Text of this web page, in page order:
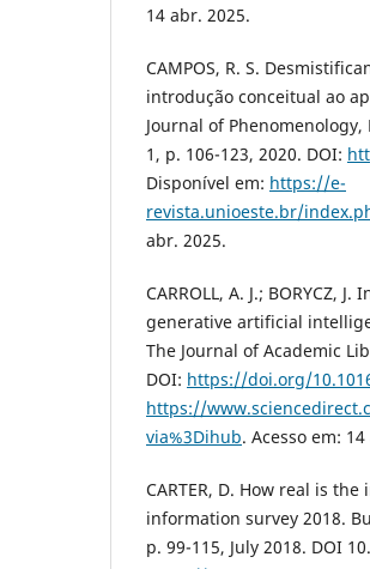
14 abr. 2025.
CAMPOS, R. S.
introdução conceitual ao
Journal of
1, p. 106-123, 2020. DOI:
Disponível em: https://e-
revista.unioeste.br/
abr. 2025.
CARROLL, A. J.; BORYCZ,
generative artificial
The Journal of Academic
DOI: https://doi.org/
https://
via%3Dihub. Acesso em:
CARTER, D. How real is
information survey 2018.
p. 99-115, July 2018. DOI